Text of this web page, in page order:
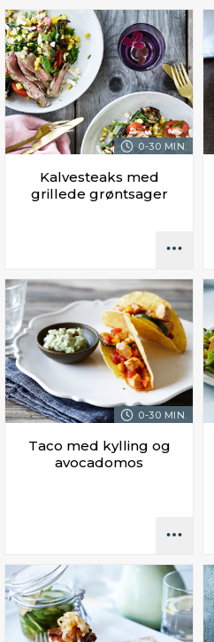
0-30 MIN.
Kalvesteaks med
grillede grøntsager
0-30 MIN.
Taco med kylling og
avocadomos